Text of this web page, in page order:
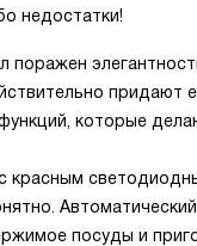
недостатки!
поражен
которые
красным
посуды и